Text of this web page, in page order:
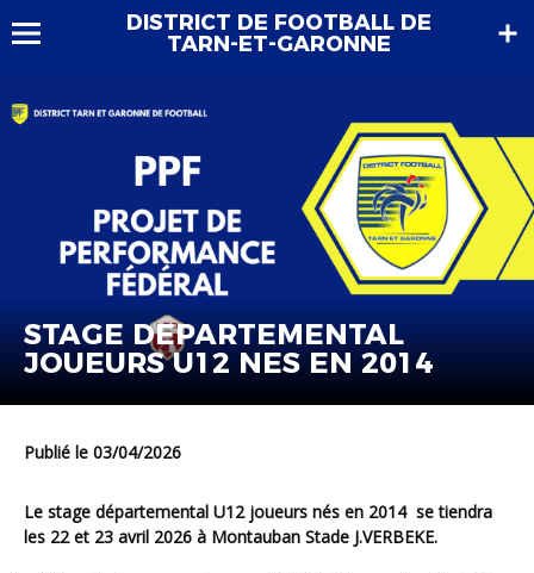
DISTRICT DE FOOTBALL DE
TARN-ET-GARONNE
STAGE DEPARTEMENTAL
JOUEURS U12 NES EN 2014
Publié le 03/04/2026
Le stage départemental U12 joueurs nés en 2014 se tiendra
les 22 et 23 avril 2026 à Montauban Stade J.VERBEKE.